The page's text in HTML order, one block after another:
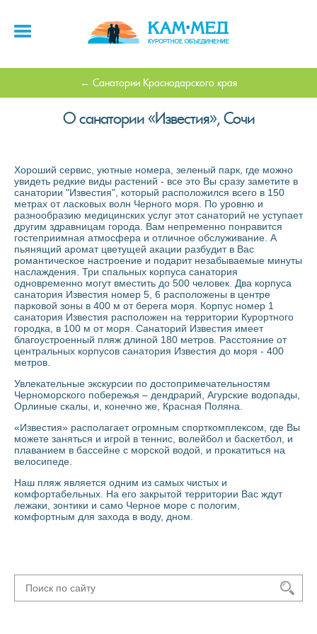
Санатории Краснодарского края
О санатории «Известия», Сочи
Хороший сервис, уютные номера, зеленый парк, где можно
увидеть редкие виды растений - все это Вы сразу заметите в
санатории "Известия", который расположился всего в 150
метрах от ласковых волн Черного моря. По уровню и
разнообразию медицинских услуг этот санаторий не уступает
другим здравницам города. Вам непременно понравится
гостеприимная атмосфера и отличное обслуживание. А
пьянящий аромат цветущей акации разбудит в Вас
романтическое настроение и подарит незабываемые минуты
наслаждения. Три спальных корпуса санатория
одновременно могут вместить до 500 человек. Два корпуса
санатория Известия номер 5, 6 расположены в центре
парковой зоны в 400 м от берега моря. Корпус номер 1
санатория Известия расположен на территории Курортного
городка, в 100 м от моря. Санаторий Известия имеет
благоустроенный пляж длиной 180 метров. Расстояние от
центральных корпусов санатория Известия до моря - 400
метров.
Увлекательные экскурсии по достопримечательностям
Черноморского побережья – дендрарий, Агурские водопады,
Орлиные скалы, и, конечно же, Красная Поляна.
«Известия» располагает огромным спорткомплексом, где Вы
можете заняться и игрой в теннис, волейбол и баскетбол, и
плаванием в бассейне с морской водой, и прокатиться на
велосипеде.
Наш пляж является одним из самых чистых и
комфортабельных. На его закрытой территории Вас ждут
лежаки, зонтики и само Черное море с пологим,
комфортным для захода в воду, дном.